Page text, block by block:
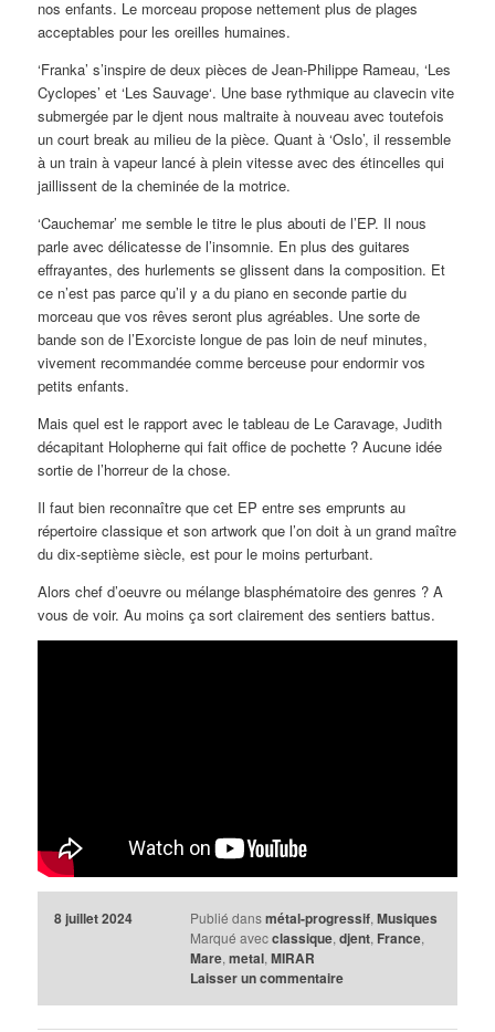
nos enfants. Le morceau propose nettement plus de plages
acceptables pour les oreilles humaines.
‘Franka’ s’inspire de deux pièces de Jean-Philippe Rameau, ‘Les
Cyclopes’ et ‘Les Sauvage‘. Une base rythmique au clavecin vite
submergée par le djent nous maltraite à nouveau avec toutefois
un court break au milieu de la pièce. Quant à ‘Oslo’, il ressemble
à un train à vapeur lancé à plein vitesse avec des étincelles qui
jaillissent de la cheminée de la motrice.
‘Cauchemar’ me semble le titre le plus abouti de l’EP. Il nous
parle avec délicatesse de l’insomnie. En plus des guitares
effrayantes, des hurlements se glissent dans la composition. Et
ce n’est pas parce qu’il y a du piano en seconde partie du
morceau que vos rêves seront plus agréables. Une sorte de
bande son de l’Exorciste longue de pas loin de neuf minutes,
vivement recommandée comme berceuse pour endormir vos
petits enfants.
Mais quel est le rapport avec le tableau de Le Caravage, Judith
décapitant Holopherne qui fait office de pochette ? Aucune idée
sortie de l’horreur de la chose.
Il faut bien reconnaître que cet EP entre ses emprunts au
répertoire classique et son artwork que l’on doit à un grand maître
du dix-septième siècle, est pour le moins perturbant.
Alors chef d’oeuvre ou mélange blasphématoire des genres ? A
vous de voir. Au moins ça sort clairement des sentiers battus.
8 juillet 2024 Publié dans métal-progressif, Musiques
Marqué avec classique, djent, France,
Mare, metal, MIRAR
Laisser un commentaire